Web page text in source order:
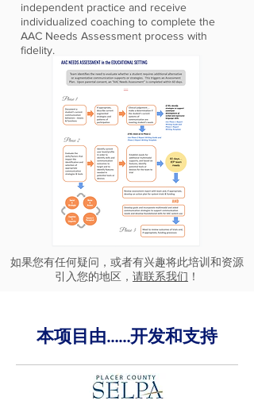
independent practice and receive
individualized coaching to complete the
AAC Needs Assessment process with
fidelity.
如果您有任何疑问，或者有兴趣将此培训和资源
引入您的地区， 请联系我们 ！
本项目由……开发和支持